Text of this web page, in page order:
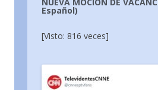
Español)
[Visto: 816 veces]